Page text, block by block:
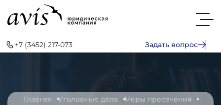
+7 (3452) 217-073 Задать вопрос
Главная Уголовные дела
Меры пресечения